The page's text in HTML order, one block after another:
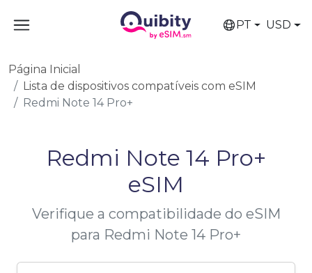
PT USD
Página Inicial
Lista de dispositivos compatíveis com eSIM
Redmi Note 14 Pro+
Redmi Note 14 Pro+
eSIM
Verifique a compatibilidade do eSIM
para Redmi Note 14 Pro+